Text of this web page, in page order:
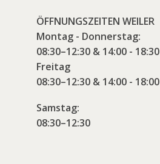
ÖFFNUNGSZEITEN WEILER
Montag - Donnerstag:
08:30–12:30 & 14:00 - 18:30
Freitag
08:30–12:30 & 14:00 - 18:00
Samstag:
08:30–12:30